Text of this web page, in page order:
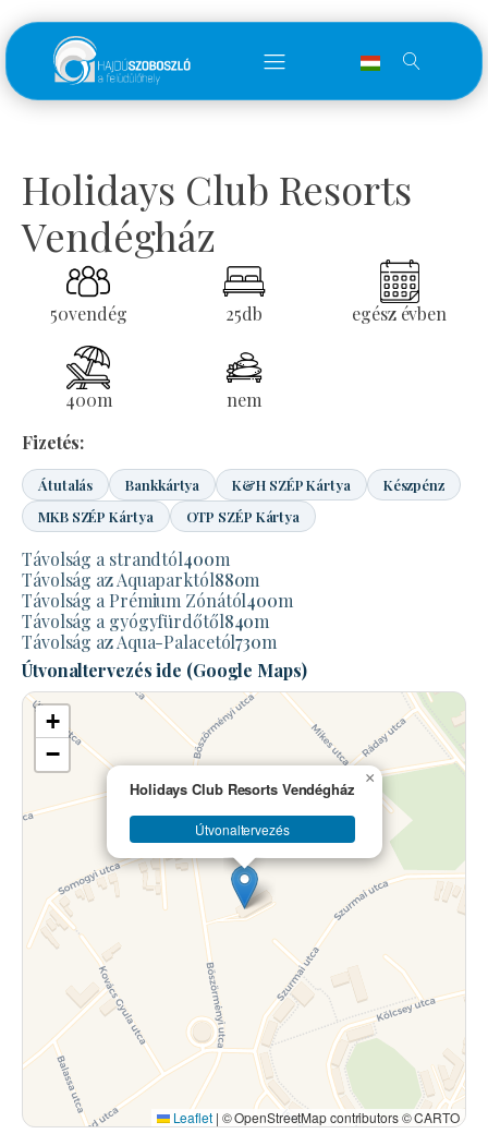
Holidays Club Resorts
Vendégház
50vendég 25db egész évben
400m
nem
Fizetés:
Átutalás Bankkártya K&H SZÉP Kártya
Készpénz
MKB SZÉP Kártya
OTP SZÉP Kártya
Távolság a strandtól400m
Távolság az Aquaparktól880m
Távolság a Prémium Zónától400m
Távolság a gyógyfürdőtől840m
Távolság az Aqua-Palacetól730m
Útvonaltervezés ide (Google Maps)
Holidays Club Resorts Vendégház
Útvonaltervezés
×
+
−
Leaflet | © OpenStreetMap contributors © CARTO